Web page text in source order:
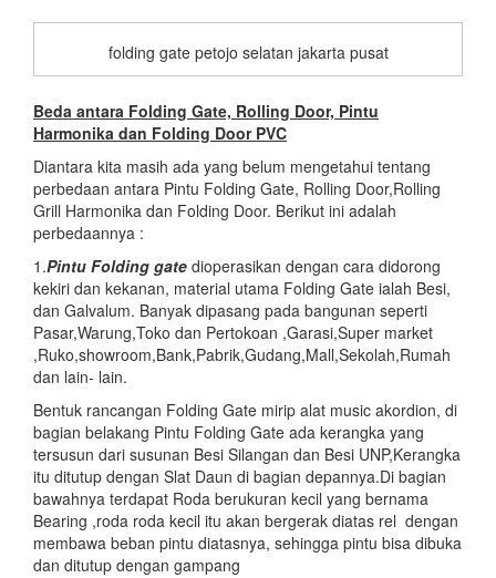
folding gate petojo selatan jakarta pusat
Beda antara Folding Gate, Rolling Door, Pintu
Harmonika dan Folding Door PVC
Diantara kita masih ada yang belum mengetahui tentang
perbedaan antara Pintu Folding Gate, Rolling Door,Rolling
Grill Harmonika dan Folding Door. Berikut ini adalah
perbedaannya :
1.Pintu Folding gate dioperasikan dengan cara didorong
kekiri dan kekanan, material utama Folding Gate ialah Besi,
dan Galvalum. Banyak dipasang pada bangunan seperti
Pasar,Warung,Toko dan Pertokoan ,Garasi,Super market
,Ruko,showroom,Bank,Pabrik,Gudang,Mall,Sekolah,Rumah
dan lain- lain.
Bentuk rancangan Folding Gate mirip alat music akordion, di
bagian belakang Pintu Folding Gate ada kerangka yang
tersusun dari susunan Besi Silangan dan Besi UNP,Kerangka
itu ditutup dengan Slat Daun di bagian depannya.Di bagian
bawahnya terdapat Roda berukuran kecil yang bernama
Bearing ,roda roda kecil itu akan bergerak diatas rel dengan
membawa beban pintu diatasnya, sehingga pintu bisa dibuka
dan ditutup dengan gampang